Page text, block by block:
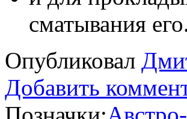
сматывания
Опубликовал
Добавить